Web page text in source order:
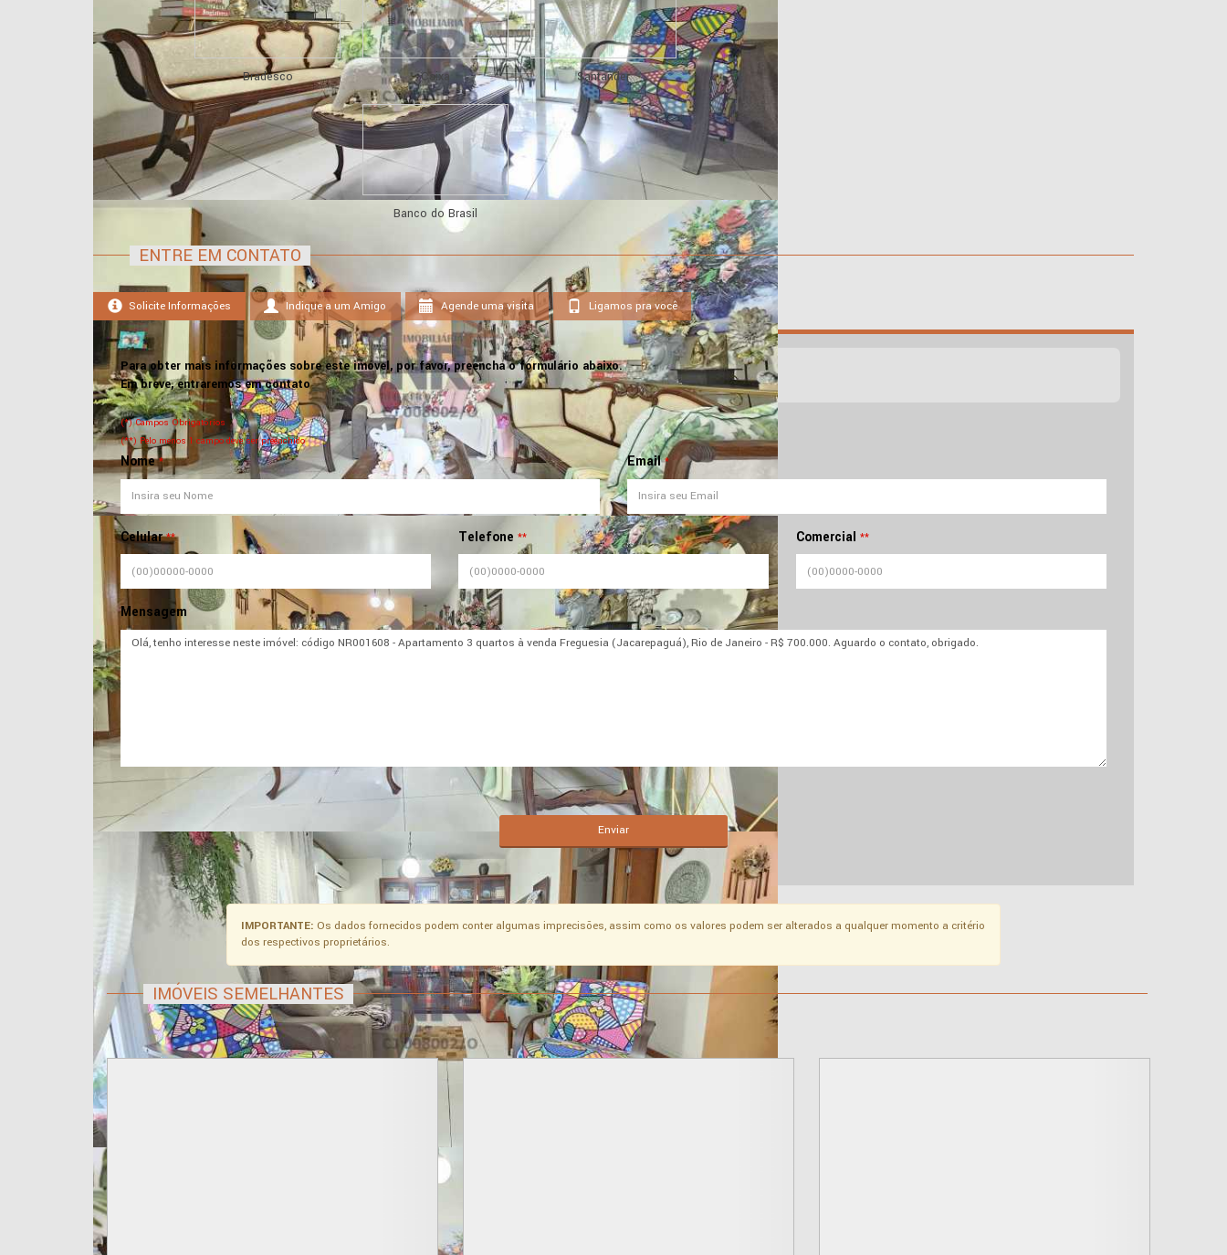
Bradesco Caixa Santander
Banco do Brasil
ENTRE EM CONTATO
Solicite Informações Indique a um Amigo Agende uma visita Ligamos pra você
Para obter mais informações sobre este imóvel, por favor, preencha o formulário abaixo.
Em breve, entraremos em contato
(*) Campos Obrigatórios
(**) Pelo menos 1 campo deve ser preenchido
Nome * Email *
Celular ** Telefone ** Comercial **
Mensagem
Enviar
IMPORTANTE: Os dados fornecidos podem conter algumas imprecisões, assim como os valores podem ser alterados a qualquer momento a critério
dos respectivos proprietários.
IMÓVEIS SEMELHANTES